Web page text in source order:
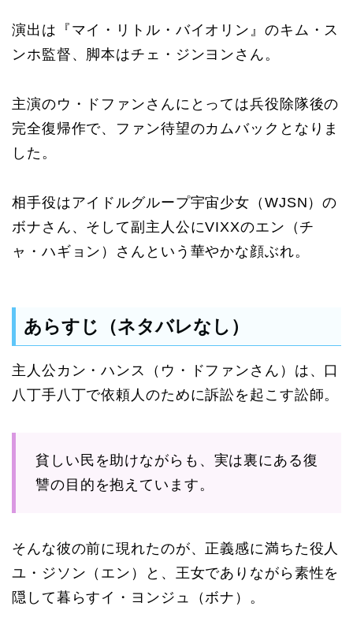
演出は『マイ・リトル・バイオリン』のキム・ス
ンホ監督、脚本はチェ・ジンヨンさん。
主演のウ・ドファンさんにとっては兵役除隊後の
完全復帰作で、ファン待望のカムバックとなりま
した。
相手役はアイドルグループ宇宙少女（WJSN）の
ボナさん、そして副主人公にVIXXのエン（チ
ャ・ハギョン）さんという華やかな顔ぶれ。
あらすじ（ネタバレなし）
主人公カン・ハンス（ウ・ドファンさん）は、口
八丁手八丁で依頼人のために訴訟を起こす訟師。
貧しい民を助けながらも、実は裏にある復
讐の目的を抱えています。
そんな彼の前に現れたのが、正義感に満ちた役人
ユ・ジソン（エン）と、王女でありながら素性を
隠して暮らすイ・ヨンジュ（ボナ）。